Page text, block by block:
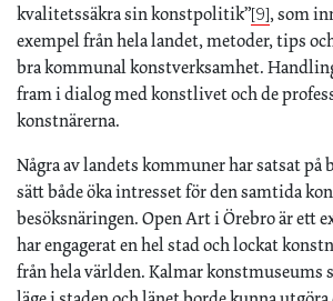
kvalitetssäkra sin konstpolitik”[9], som
exempel från hela landet, metoder, tips
bra kommunal konstverksamhet.
fram i dialog med konstlivet och de
konstnärerna.
Några av landets kommuner har satsat på
sätt både öka intresset för den samtida
besöksnäringen. Open Art i Örebro är ett
har engagerat en hel stad och lockat
från hela världen. Kalmar konstmuseums